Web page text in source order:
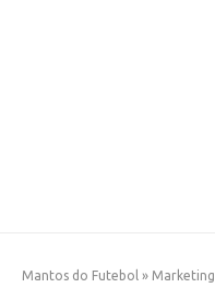
Mantos do Futebol » Marketing